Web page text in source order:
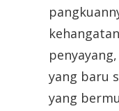
yang baru
yang